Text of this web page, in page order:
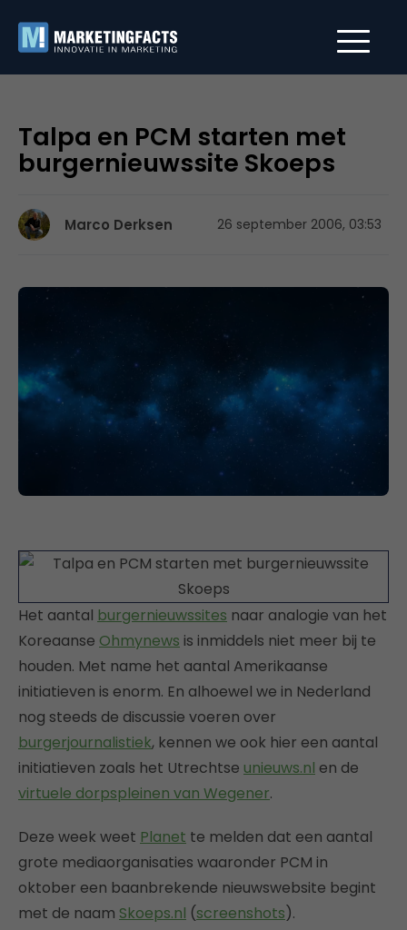
Talpa en PCM starten met
burgernieuwssite Skoeps
Marco Derksen 26 september 2006, 03:53
Het aantal burgernieuwssites naar analogie van het
Koreaanse Ohmynews is inmiddels niet meer bij te
houden. Met name het aantal Amerikaanse
initiatieven is enorm. En alhoewel we in Nederland
nog steeds de discussie voeren over
burgerjournalistiek, kennen we ook hier een aantal
initiatieven zoals het Utrechtse unieuws.nl en de
virtuele dorpspleinen van Wegener.
Deze week weet Planet te melden dat een aantal
grote mediaorganisaties waaronder PCM in
oktober een baanbrekende nieuwswebsite begint
met de naam Skoeps.nl (screenshots).